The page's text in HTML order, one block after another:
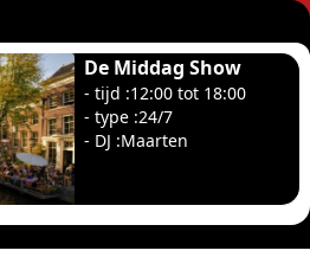
De Middag Show
- tijd :12:00 tot 18:00
- type :24/7
- DJ :Maarten